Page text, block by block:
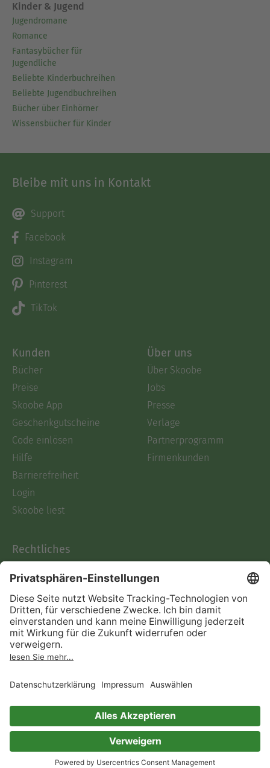
Kinder & Jugend
Jugendromane
Romance
Fantasybücher für
Jugendliche
Beliebte Kinderbuchreihen
Beliebte Jugendbuchreihen
Bücher über Einhörner
Wissensbücher für Kinder
Bleibe mit uns in Kontakt
Support
Facebook
Instagram
Pinterest
TikTok
Kunden
Bücher
Preise
Skoobe App
Geschenkgutscheine
Code einlösen
Hilfe
Barrierefreiheit
Login
Skoobe liest
Über uns
Über Skoobe
Jobs
Presse
Verlage
Partnerprogramm
Firmenkunden
Rechtliches
AGB
Informationen nach Data
Act
Verträge hier kündigen
Impressum
Immer ein gutes Buch